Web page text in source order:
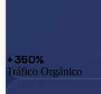
+350%
Tráfico Orgánico